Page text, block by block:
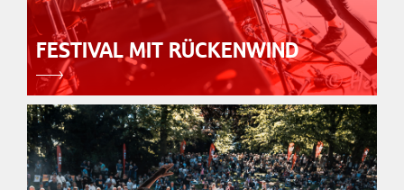
FESTIVAL MIT RÜCKENWIND